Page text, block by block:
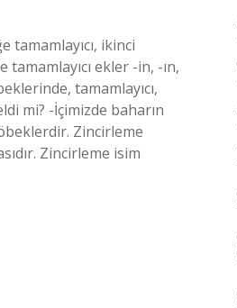
tamamlayıcı, ikinci
ekler -in, -ın,
tamamlayıcı,
mi? -İçimizde baharın
Zincirleme
Zincirleme isim